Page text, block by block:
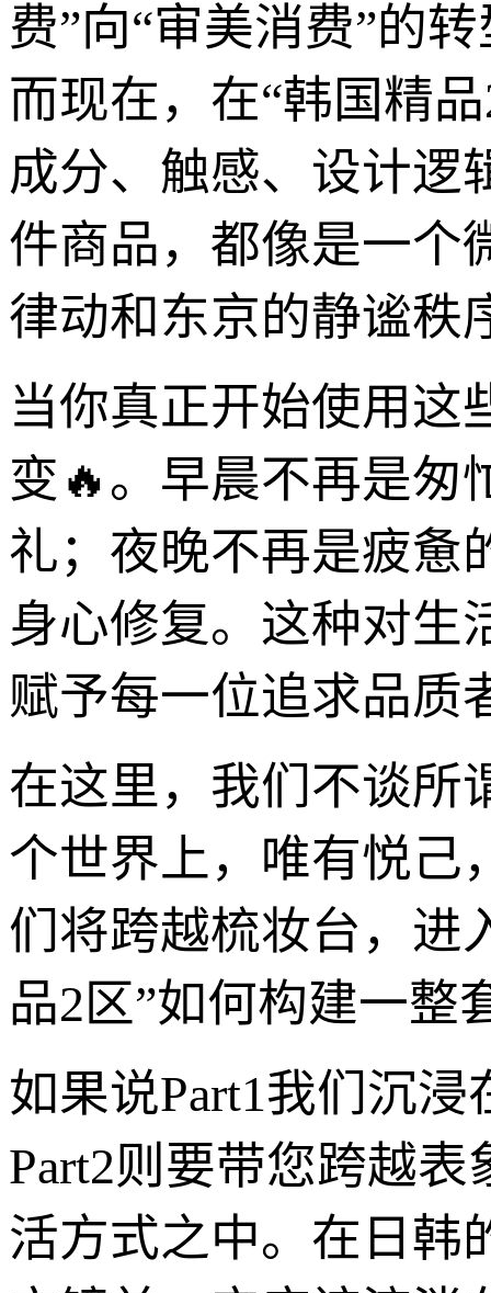
费”向“审美消费”的
而现在，在“韩国精
成分、触感、设计逻
件商品，都像是一个
律动和东京的静谧秩
当你真正开始使用这
变🔥。早晨不再是匆
礼；夜晚不再是疲惫
身心修复。这种对生
赋予每一位追求品质
在这里，我们不谈所
个世界上，唯有悦己
们将跨越梳妆台，进
品2区”如何构建一整
如果说Part1我们沉
Part2则要带您跨越
活方式之中。在日韩